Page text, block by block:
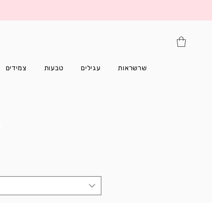
צמידים טבעות עגילים שרשראות